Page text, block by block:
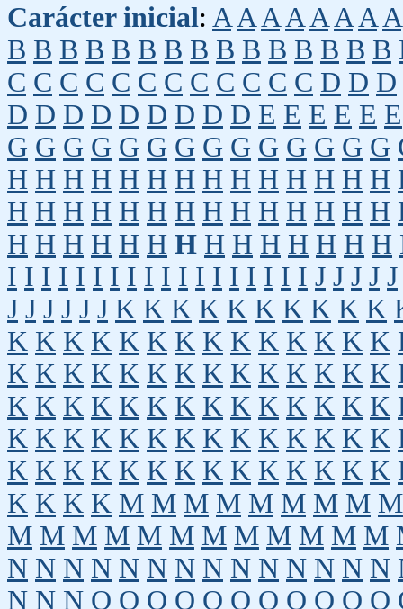
Carácter inicial: A A A A A A A A
B B B B B B B B B B B B B B B
C C C C C C C C C C C C D D D
D D D D D D D D D E E E E E E
G G G G G G G G G G G G G G
H H H H H H H H H H H H H H
H H H H H H H H H H H H H H
H H H H H H H H H H H H H H
I I I I I I I I I I I I I I I I I I J J J J J
J J J J J J K K K K K K K K K K
K K K K K K K K K K K K K K
K K K K K K K K K K K K K K
K K K K K K K K K K K K K K
K K K K K K K K K K K K K K
K K K K K K K K K K K K K K
K K K K M M M M M M M M M
M M M M M M M M M M M M
N N N N N N N N N N N N N N
N N N O O O O O O O O O O O